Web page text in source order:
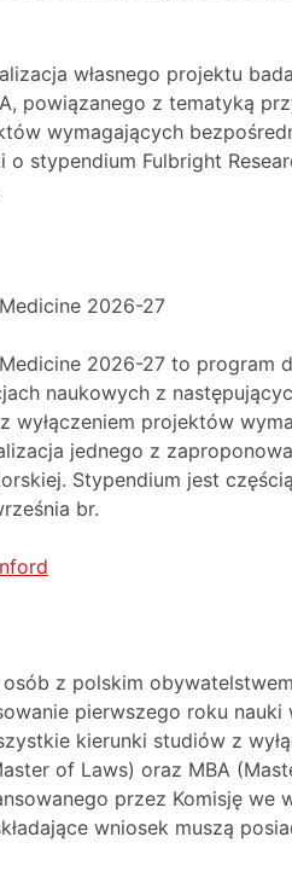
własnego projektu
powiązanego z tematyką
wymagających
stypendium Fulbright
2026-27
2026-27 to program
naukowych z
projektów
jednego z
Stypendium jest
br.
z polskim
pierwszego roku
kierunki studiów z
of Laws) oraz MBA
przez Komisję
wniosek muszą